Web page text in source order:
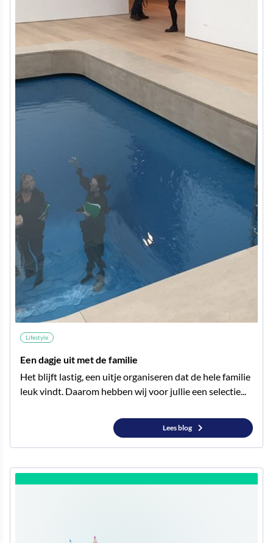
Lifestyle
Een dagje uit met de familie
Het blijft lastig, een uitje organiseren dat de hele familie
leuk vindt. Daarom hebben wij voor jullie een selectie...
Lees blog